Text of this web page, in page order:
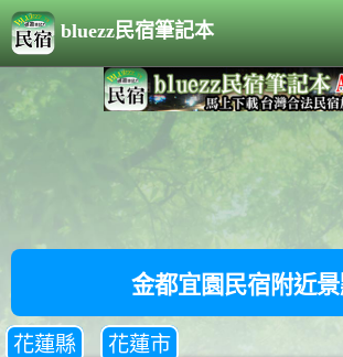
bluezz民宿筆記本
金都宜園民宿附近
花蓮縣 花蓮市